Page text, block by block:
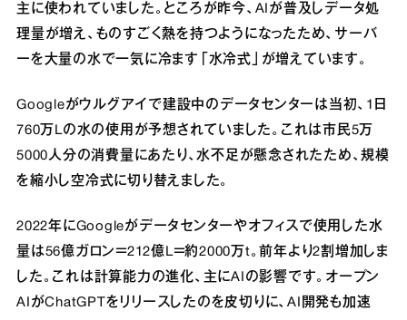
主に使われていました。ところが昨今、AIが普及しデータ処
理量が増え、ものすごく熱を持つようになったため、サーバ
ーを大量の水で一気に冷ます「水冷式」が増えています。
Googleがウルグアイで建設中のデータセンターは当初、1日
760万Lの水の使用が予想されていました。これは市民5万
5000人分の消費量にあたり、水不足が懸念されたため、規模
を縮小し空冷式に切り替えました。
2022年にGoogleがデータセンターやオフィスで使用した水
量は56億ガロン＝212億L＝約2000万t。前年より2割増加しま
した。これは計算能力の進化、主にAIの影響です。オープン
AIがChatGPTをリリースしたのを皮切りに、AI開発も加速